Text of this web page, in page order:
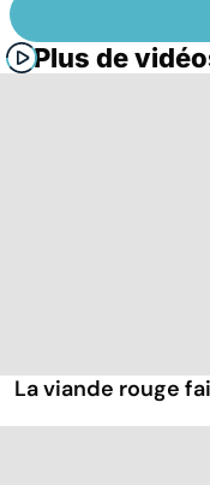
Plus de
La viande rouge